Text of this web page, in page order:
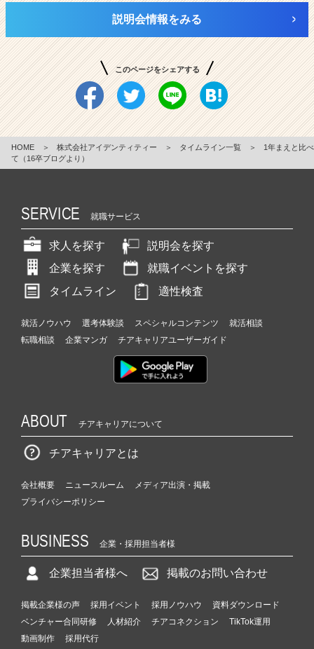
説明会情報をみる
このページをシェアする
HOME ＞ 株式会社アイデンティティー ＞ タイムライン一覧 ＞
1年まえと比べ
て（16卒ブログより）
SERVICE 就職サービス
求人を探す
説明会を探す
企業を探す
就職イベントを探す
タイムライン
適性検査
就活ノウハウ 選考体験談 スペシャルコンテンツ
就活相談
転職相談
企業マンガ チアキャリアユーザーガイド
ABOUT チアキャリアについて
チアキャリアとは
会社概要 ニュースルーム
メディア出演・掲載
プライバシーポリシー
BUSINESS 企業・採用担当者様
企業担当者様へ 掲載のお問い合わせ
掲載企業様の声 採用イベント 採用ノウハウ
資料ダウンロード
ベンチャー合同研修
人材紹介 チアコネクション
TikTok運用
動画制作
採用代行